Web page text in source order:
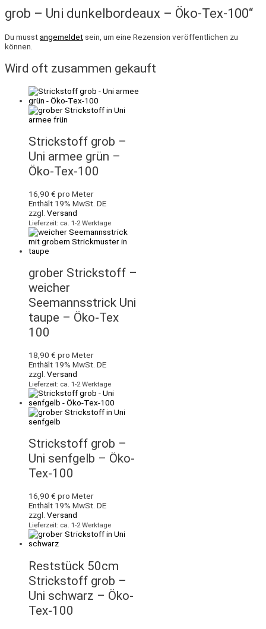
grob – Uni dunkelbordeaux – Öko-Tex-100“
Du musstangemeldet sein, um eine Rezension veröffentlichen zu
können.
Wird oft zusammen gekauft
Strickstoff grob –
Uni armee grün –
Öko-Tex-100
16,90 € pro Meter
Enthält 19% MwSt. DE
zzgl. Versand
Lieferzeit: ca. 1-2 Werktage
grober Strickstoff –
weicher
Seemannsstrick Uni
taupe – Öko-Tex
100
18,90 € pro Meter
Enthält 19% MwSt. DE
zzgl. Versand
Lieferzeit: ca. 1-2 Werktage
Strickstoff grob –
Uni senfgelb – Öko-
Tex-100
16,90 € pro Meter
Enthält 19% MwSt. DE
zzgl. Versand
Lieferzeit: ca. 1-2 Werktage
Reststück 50cm
Strickstoff grob –
Uni schwarz – Öko-
Tex-100